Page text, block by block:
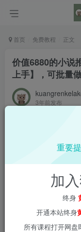
首页 免费教程 正文
价值6880的小说
上手】，可批量
3年前发布
重要
加
终身
开通本站终身
所有课程打开网